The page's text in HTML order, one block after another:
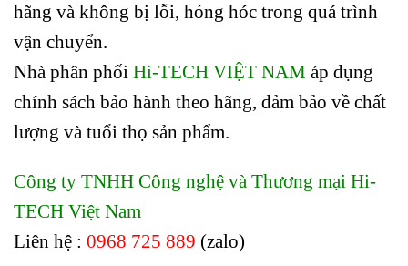
hãng và không bị lỗi, hỏng hóc trong quá trình
vận chuyển.
Nhà phân phối Hi-TECH VIỆT NAM áp dụng
chính sách bảo hành theo hãng, đảm bảo về chất
lượng và tuổi thọ sản phẩm.
Công ty TNHH Công nghệ và Thương mại Hi-
TECH Việt Nam
Liên hệ : 0968 725 889 (zalo)